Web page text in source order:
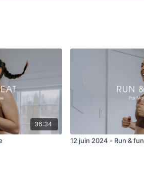
36:34
12 juin 2024 - Run & fun